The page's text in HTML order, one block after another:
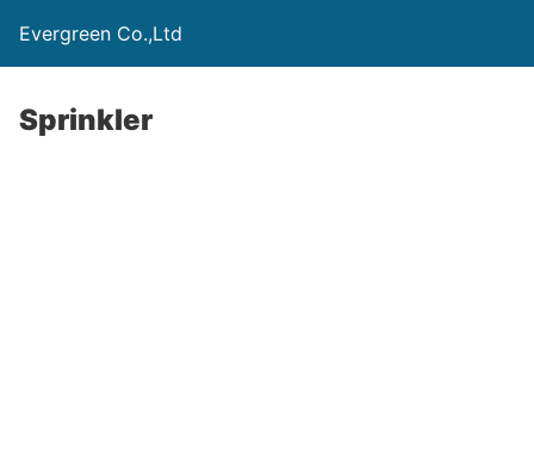
Evergreen Co.,Ltd
Sprinkler